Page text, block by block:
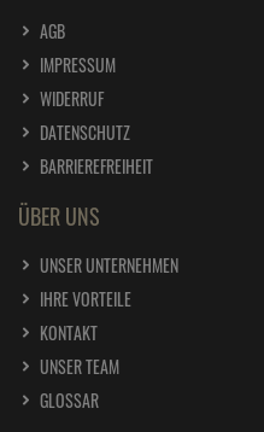
AGB
IMPRESSUM
WIDERRUF
DATENSCHUTZ
BARRIEREFREIHEIT
ÜBER UNS
UNSER UNTERNEHMEN
IHRE VORTEILE
KONTAKT
UNSER TEAM
GLOSSAR